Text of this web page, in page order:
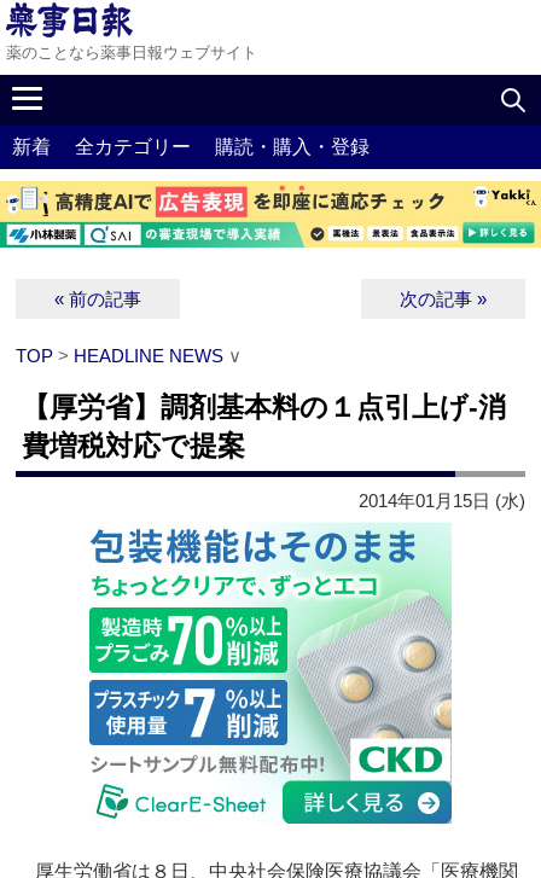
薬のことなら薬事日報ウェブサイト
新着 全カテゴリー 購読・購入・登録
« 前の記事 次の記事 »
TOP > HEADLINE NEWS ∨
【厚労省】調剤基本料の１点引上げ‐消
費増税対応で提案
2014年01月15日 (水)
厚生労働省は８日、中央社会保険医療協議会「医療機関